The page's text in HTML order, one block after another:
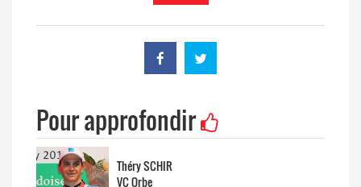
Pour approfondir
Théry SCHIR
VC Orbe